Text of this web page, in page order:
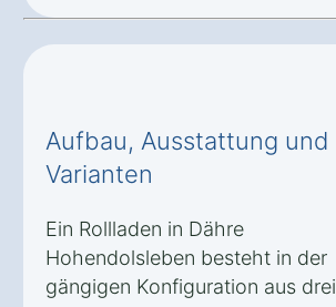
Aufbau, Ausstattung und
Varianten
Ein Rollladen in Dähre
Hohendolsleben besteht in der
gängigen Konfiguration aus drei